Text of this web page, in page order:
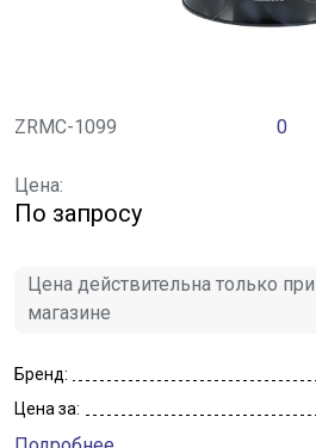
ZRMC-1099 0
Цена:
По запросу
Цена действительна только
магазине
Бренд:
Цена за: